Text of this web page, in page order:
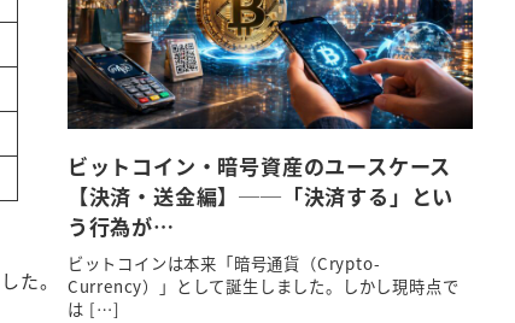
た。
ビットコイン・暗号資産のユースケース
【決済・送金編】──「決済する」とい
う行為が…
ビットコインは本来「暗号通貨（Crypto-
Currency）」として誕生しました。しかし現時点で
は […]